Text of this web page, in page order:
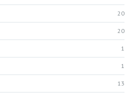
20
20
1
1
13